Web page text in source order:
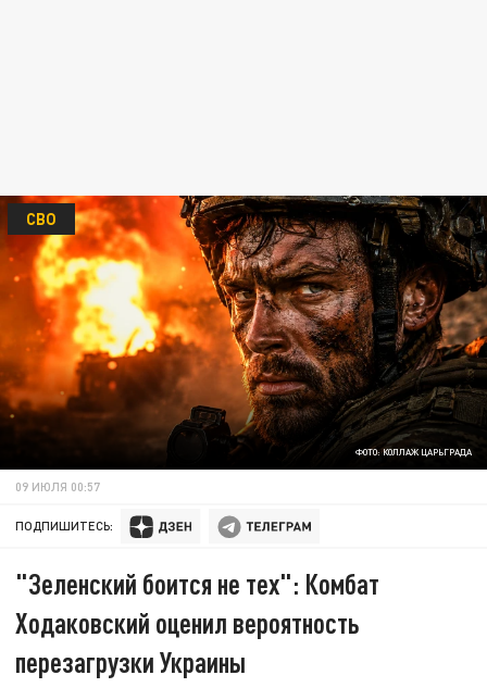
ФОТО: КОЛЛАЖ ЦАРЬГРАДА
СВО
09 ИЮЛЯ 00:57
ПОДПИШИТЕСЬ:
"Зеленский боится не тех": Комбат
Ходаковский оценил вероятность
перезагрузки Украины